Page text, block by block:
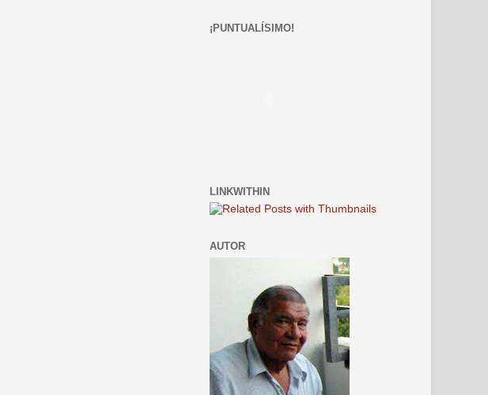
¡PUNTUALÍSIMO!
LINKWITHIN
AUTOR